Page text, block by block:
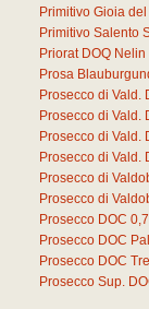
Primitivo Gioia
Primitivo Salento
Priorat DOQ
Prosa
Prosecco di Vald.
Prosecco di Vald.
Prosecco di Vald.
Prosecco di Vald.
Prosecco di
Prosecco di
Prosecco DOC
Prosecco DOC
Prosecco DOC
Prosecco Sup.